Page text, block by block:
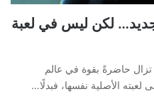
لكن ليس في لعبة
حاضرةً بقوة في عالم
لعبته الأصلية نفسها، فبدلًا…